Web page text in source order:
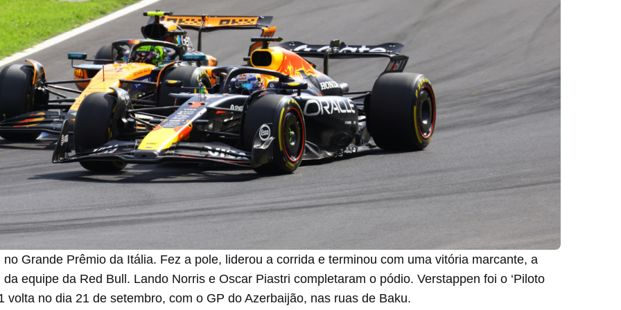
Grande Prêmio da Itália. Fez a pole, liderou a corrida e terminou com uma vitória marcante, a
equipe da Red Bull. Lando Norris e Oscar Piastri completaram o pódio. Verstappen foi o ‘Piloto
volta no dia 21 de setembro, com o GP do Azerbaijão, nas ruas de Baku.